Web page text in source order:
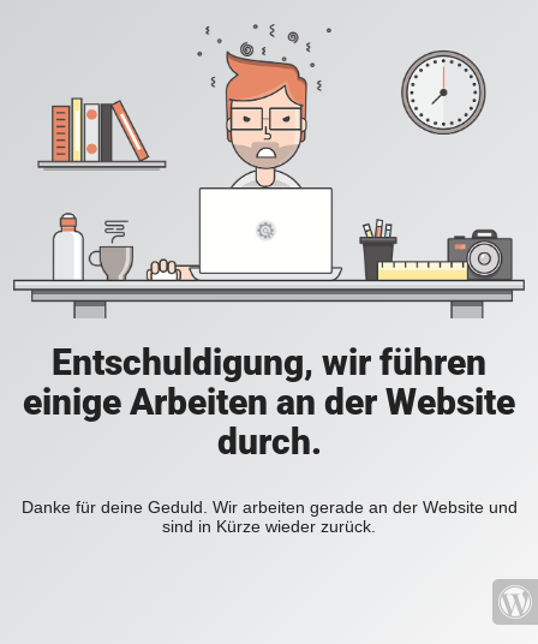
Entschuldigung, wir führen
einige Arbeiten an der Website
durch.
Danke für deine Geduld. Wir arbeiten gerade an der Website und
sind in Kürze wieder zurück.